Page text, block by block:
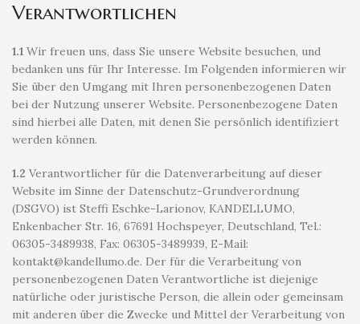
Verantwortlichen
1.1 Wir freuen uns, dass Sie unsere Website besuchen, und
bedanken uns für Ihr Interesse. Im Folgenden informieren wir
Sie über den Umgang mit Ihren personenbezogenen Daten
bei der Nutzung unserer Website. Personenbezogene Daten
sind hierbei alle Daten, mit denen Sie persönlich identifiziert
werden können.
1.2 Verantwortlicher für die Datenverarbeitung auf dieser
Website im Sinne der Datenschutz-Grundverordnung
(DSGVO) ist Steffi Eschke-Larionov, KANDELLUMO,
Enkenbacher Str. 16, 67691 Hochspeyer, Deutschland, Tel.:
06305-3489938, Fax: 06305-3489939, E-Mail:
kontakt@kandellumo.de. Der für die Verarbeitung von
personenbezogenen Daten Verantwortliche ist diejenige
natürliche oder juristische Person, die allein oder gemeinsam
mit anderen über die Zwecke und Mittel der Verarbeitung von